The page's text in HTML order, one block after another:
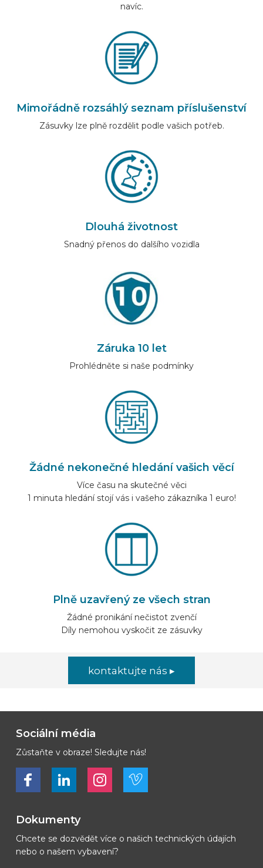
navíc.
Mimořádně rozsáhlý seznam příslušenství
Zásuvky lze plně rozdělit podle vašich potřeb.
Dlouhá životnost
Snadný přenos do dalšího vozidla
Záruka 10 let
Prohlédněte si naše podmínky
Žádné nekonečné hledání vašich věcí
Více času na skutečné věci
1 minuta hledání stojí vás i vašeho zákazníka 1 euro!
Plně uzavřený ze všech stran
Žádné pronikání nečistot zvenčí
Díly nemohou vyskočit ze zásuvky
kontaktujte nás ▸
Sociální média
Zůstaňte v obraze! Sledujte nás!
Bekijk ons op FacebookBekijk ons op LinkedInBekijk ons op LinkedInBekijk ons op Vimeo
Dokumenty
Chcete se dozvědět více o našich technických údajích
nebo o našem vybavení?